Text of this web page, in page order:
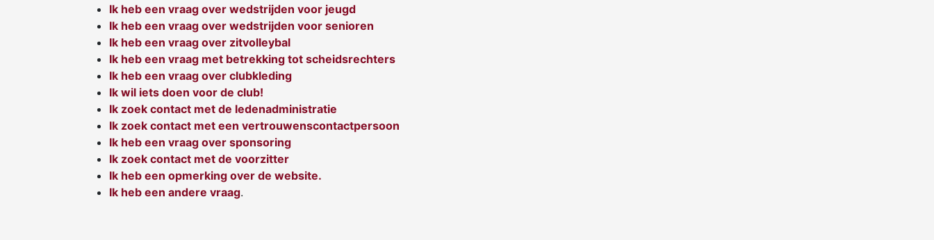
Ik heb een vraag over wedstrijden voor jeugd
Ik heb een vraag over wedstrijden voor senioren
Ik heb een vraag over zitvolleybal
Ik heb een vraag met betrekking tot scheidsrechters
Ik heb een vraag over clubkleding
Ik wil iets doen voor de club!
Ik zoek contact met de ledenadministratie
Ik zoek contact met een vertrouwenscontactpersoon
Ik heb een vraag over sponsoring
Ik zoek contact met de voorzitter
Ik heb een opmerking over de website.
Ik heb een andere vraag.